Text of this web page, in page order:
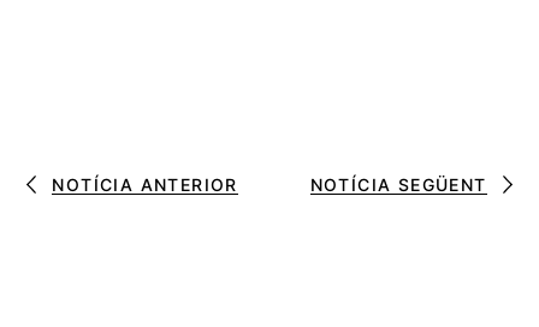
NOTÍCIA ANTERIOR NOTÍCIA SEGÜENT